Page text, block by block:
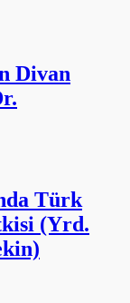
Divan
Türk
(Yrd.